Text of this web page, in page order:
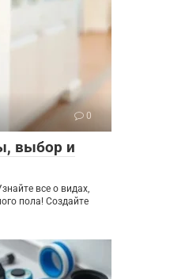
0
выбор и
все о видах,
пола! Создайте